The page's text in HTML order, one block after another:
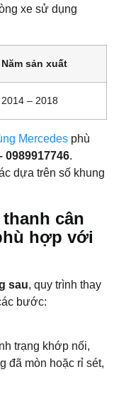
xe sử dụng
Năm sản xuất
2014 – 2018
Mercedes phù
0989917746.
dựa trên số khung
cân
hợp với
sau, quy trình thay
bước:
trạng khớp nối,
đã mòn hoặc rỉ sét,